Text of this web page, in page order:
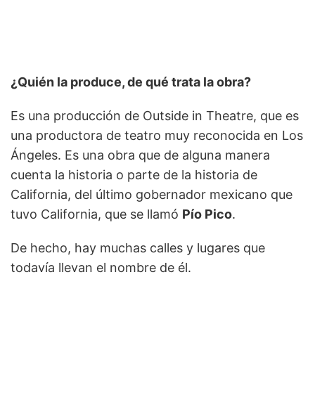
¿Quién la produce, de qué trata la obra?
Es una producción de Outside in Theatre, que es
una productora de teatro muy reconocida en Los
Ángeles. Es una obra que de alguna manera
cuenta la historia o parte de la historia de
California, del último gobernador mexicano que
tuvo California, que se llamó Pío Pico.
De hecho, hay muchas calles y lugares que
todavía llevan el nombre de él.